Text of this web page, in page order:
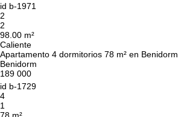
id b-1971
2
2
98.00 m²
Caliente
Apartamento 4 dormitorios 78 m² en Benidorm
Benidorm
189 000
id b-1729
4
1
78 m²